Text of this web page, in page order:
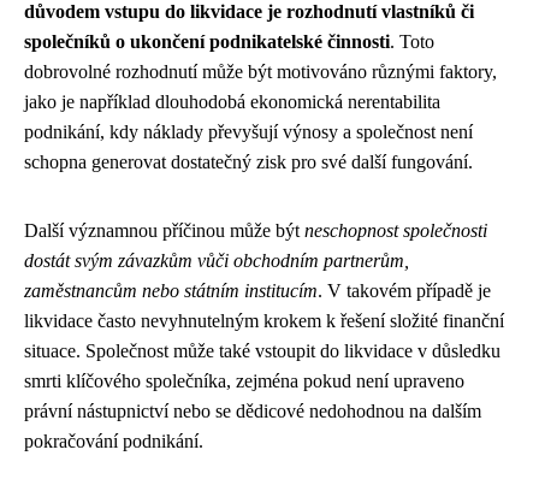
důvodem vstupu do likvidace je rozhodnutí vlastníků či
společníků o ukončení podnikatelské činnosti. Toto
dobrovolné rozhodnutí může být motivováno různými faktory,
jako je například dlouhodobá ekonomická nerentabilita
podnikání, kdy náklady převyšují výnosy a společnost není
schopna generovat dostatečný zisk pro své další fungování.
Další významnou příčinou může být neschopnost společnosti
dostát svým závazkům vůči obchodním partnerům,
zaměstnancům nebo státním institucím. V takovém případě je
likvidace často nevyhnutelným krokem k řešení složité finanční
situace. Společnost může také vstoupit do likvidace v důsledku
smrti klíčového společníka, zejména pokud není upraveno
právní nástupnictví nebo se dědicové nedohodnou na dalším
pokračování podnikání.